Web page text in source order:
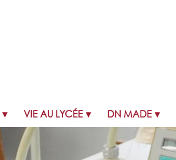
DN MADE
VIE AU LYCÉE